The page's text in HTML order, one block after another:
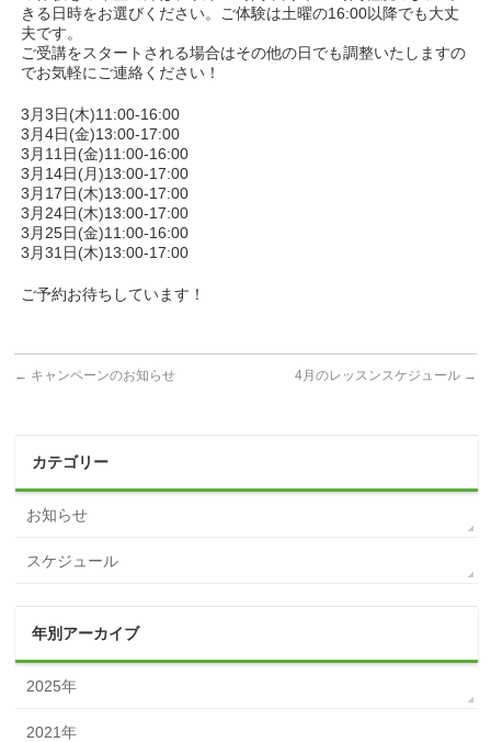
きる日時をお選びください。ご体験は土曜の16:00以降でも大丈
夫です。
ご受講をスタートされる場合はその他の日でも調整いたしますの
でお気軽にご連絡ください！
3月3日(木)11:00-16:00
3月4日(金)13:00-17:00
3月11日(金)11:00-16:00
3月14日(月)13:00-17:00
3月17日(木)13:00-17:00
3月24日(木)13:00-17:00
3月25日(金)11:00-16:00
3月31日(木)13:00-17:00
ご予約お待ちしています！
← キャンペーンのお知らせ 4月のレッスンスケジュール →
カテゴリー
お知らせ
スケジュール
年別アーカイブ
2025年
2021年